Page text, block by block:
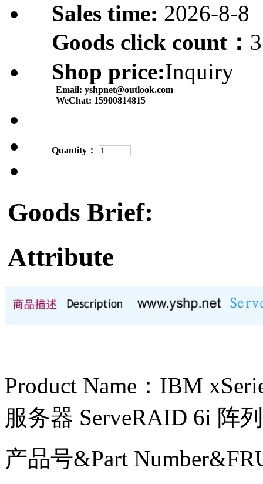
Sales time: 2026-8-8
Goods click count：
Shop price:Inquiry
Email: yshpnet@outlook.com
WeChat: 15900814815
Quantity：
Goods Brief:
Attribute
Product Name：IBM
服务器 ServeRAID 6i 阵
产品号&Part